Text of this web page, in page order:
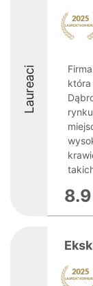
Laureaci
która
8.9